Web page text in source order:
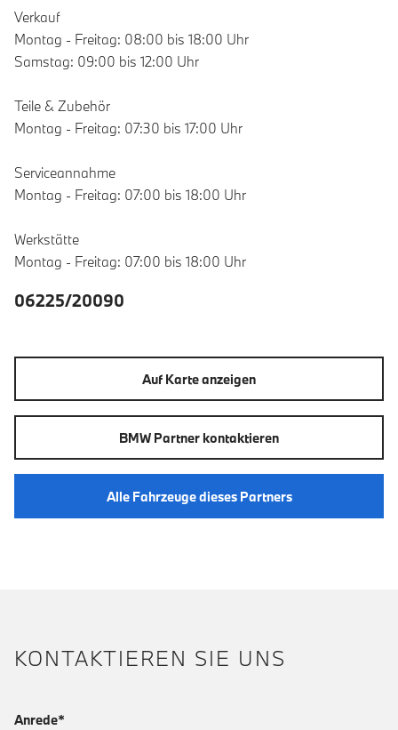
Verkauf
Montag - Freitag: 08:00 bis 18:00 Uhr
Samstag: 09:00 bis 12:00 Uhr
Teile & Zubehör
Montag - Freitag: 07:30 bis 17:00 Uhr
Serviceannahme
Montag - Freitag: 07:00 bis 18:00 Uhr
Werkstätte
Montag - Freitag: 07:00 bis 18:00 Uhr
06225/20090
Auf Karte anzeigen
BMW Partner kontaktieren
Alle Fahrzeuge dieses Partners
KONTAKTIEREN SIE UNS
Anrede*